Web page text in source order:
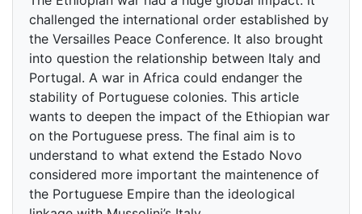
challenged the international order established by
the Versailles Peace Conference. It also brought
into question the relationship between Italy and
Portugal. A war in Africa could endanger the
stability of Portuguese colonies. This article
wants to deepen the impact of the Ethiopian war
on the Portuguese press. The final aim is to
understand to what extend the Estado Novo
considered more important the maintenence of
the Portuguese Empire than the ideological